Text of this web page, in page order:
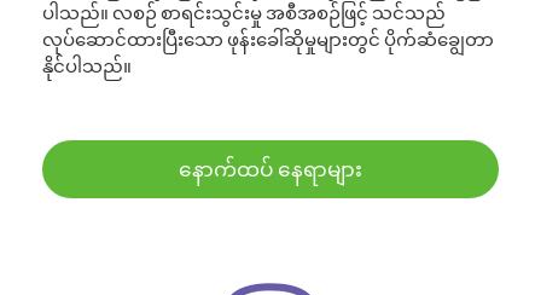
ပါသည်။ လစဉ် စာရင်းသွင်းမှု အစီအစဉ်ဖြင့် သင်သည်
လုပ်ဆောင်ထားပြီးသော ဖုန်းခေါ်ဆိုမှုများတွင် ပိုက်ဆံချွေတာ
နိုင်ပါသည်။
နောက်ထပ် နေရာများ